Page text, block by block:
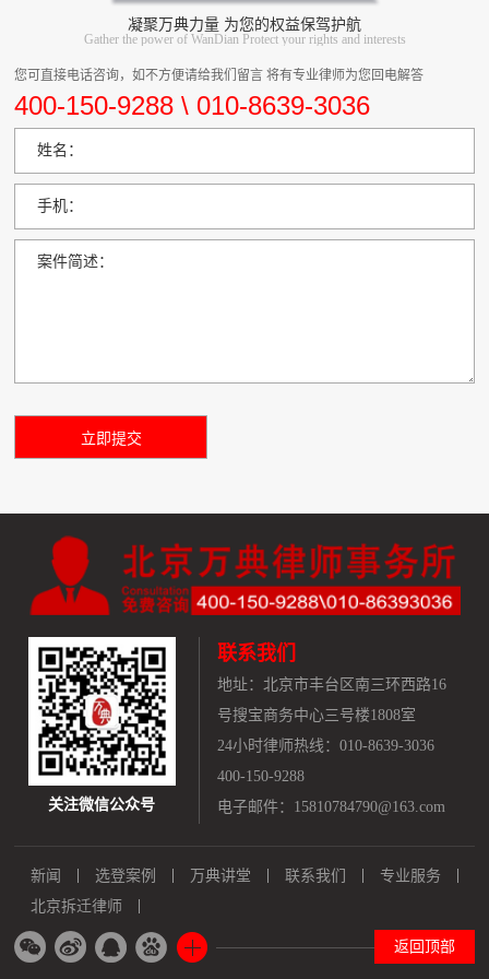
凝聚万典力量 为您的权益保驾护航
Gather the power of WanDian Protect your rights and interests
您可直接电话咨询，如不方便请给我们留言 将有专业律师为您回电解答
400-150-9288 \ 010-8639-3036
姓名：
手机：
案件简述：
关注微信公众号
联系我们
地址： 北京市丰台区南三环西路16
号搜宝商务中心三号楼1808室
24小时律师热线：010-8639-3036
400-150-9288
电子邮件：15810784790@163.com
新闻 选登案例 万典讲堂 联系我们
专业服务
北京拆迁律师
返回顶部